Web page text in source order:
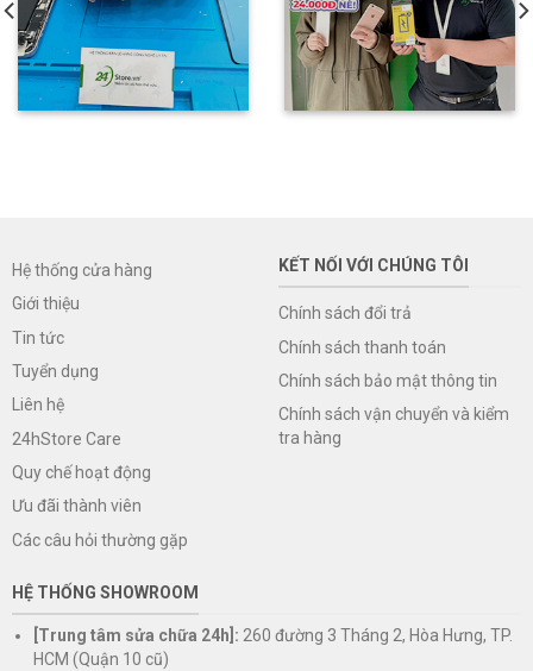
Hệ thống cửa hàng
Giới thiệu
Tin tức
Tuyển dụng
Liên hệ
24hStore Care
Quy chế hoạt động
Ưu đãi thành viên
Các câu hỏi thường gặp
KẾT NỐI VỚI CHÚNG TÔI
Chính sách đổi trả
Chính sách thanh toán
Chính sách bảo mật thông tin
Chính sách vận chuyển và kiểm
tra hàng
HỆ THỐNG SHOWROOM
[Trung tâm sửa chữa 24h]: 260 đường 3 Tháng 2, Hòa Hưng, TP.
HCM (Quận 10 cũ)